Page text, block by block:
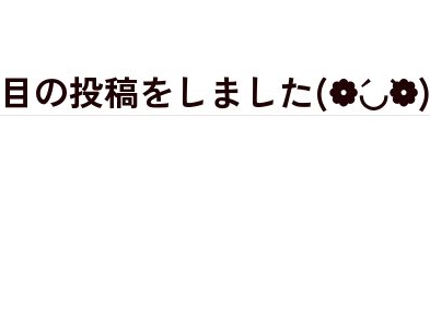
の投稿をしました(❁´◡`❁)